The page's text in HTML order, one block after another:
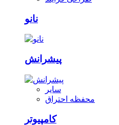
نانو
پیشرانش
سایر
محفظه احتراق
کامپیوتر